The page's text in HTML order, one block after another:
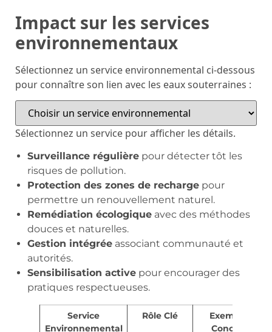
Impact sur les services
environnementaux
Sélectionnez un service environnemental ci-dessous
pour connaître son lien avec les eaux souterraines :
Sélectionnez un service pour afficher les détails.
Surveillance régulière pour détecter tôt les
risques de pollution.
Protection des zones de recharge pour
permettre un renouvellement naturel.
Remédiation écologique avec des méthodes
douces et naturelles.
Gestion intégrée associant communauté et
autorités.
Sensibilisation active pour encourager des
pratiques respectueuses.
Service
Environnemental
Rôle Clé
Exemple
Concret